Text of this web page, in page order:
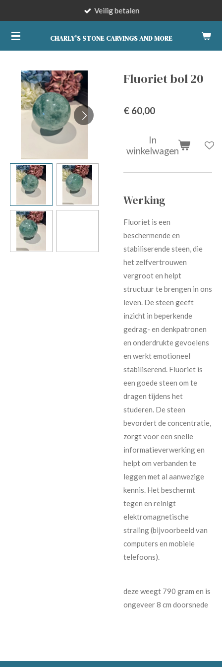
naar
de
CHARLY'S STONE CARVINGS AND MORE
Veilig betalen
Fluoriet bol 20
€ 60,00
In
winkelwagen
Werking
Fluoriet is een
beschermende en
stabiliserende steen, die
het zelfvertrouwen
vergroot en helpt
structuur te brengen in ons
leven. De steen geeft
inzicht in beperkende
gedrag- en denkpatronen
en onderdrukte gevoelens
en werkt emotioneel
stabiliserend. Fluoriet is
een goede steen om te
dragen tijdens het
studeren. De steen
bevordert de concentratie,
zorgt voor een snelle
informatieverwerking en
helpt om verbanden te
leggen met al aanwezige
kennis. Het beschermt
tegen en reinigt
elektromagnetische
straling (bijvoorbeeld van
computers en mobiele
telefoons).
deze weegt 790 gram en is
ongeveer 8 cm doorsnede